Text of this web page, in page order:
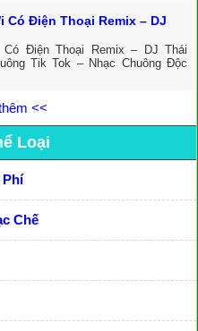
Có Điện Thoại Remix – DJ
Điện Thoại Remix – DJ Thái
Tik Tok – Nhạc Chuông Độc
<<
Loại
Phí
Chế